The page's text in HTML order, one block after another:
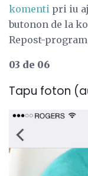
komenti pri iu
butonon de la
Repost-
03 de 06
Tapu foton